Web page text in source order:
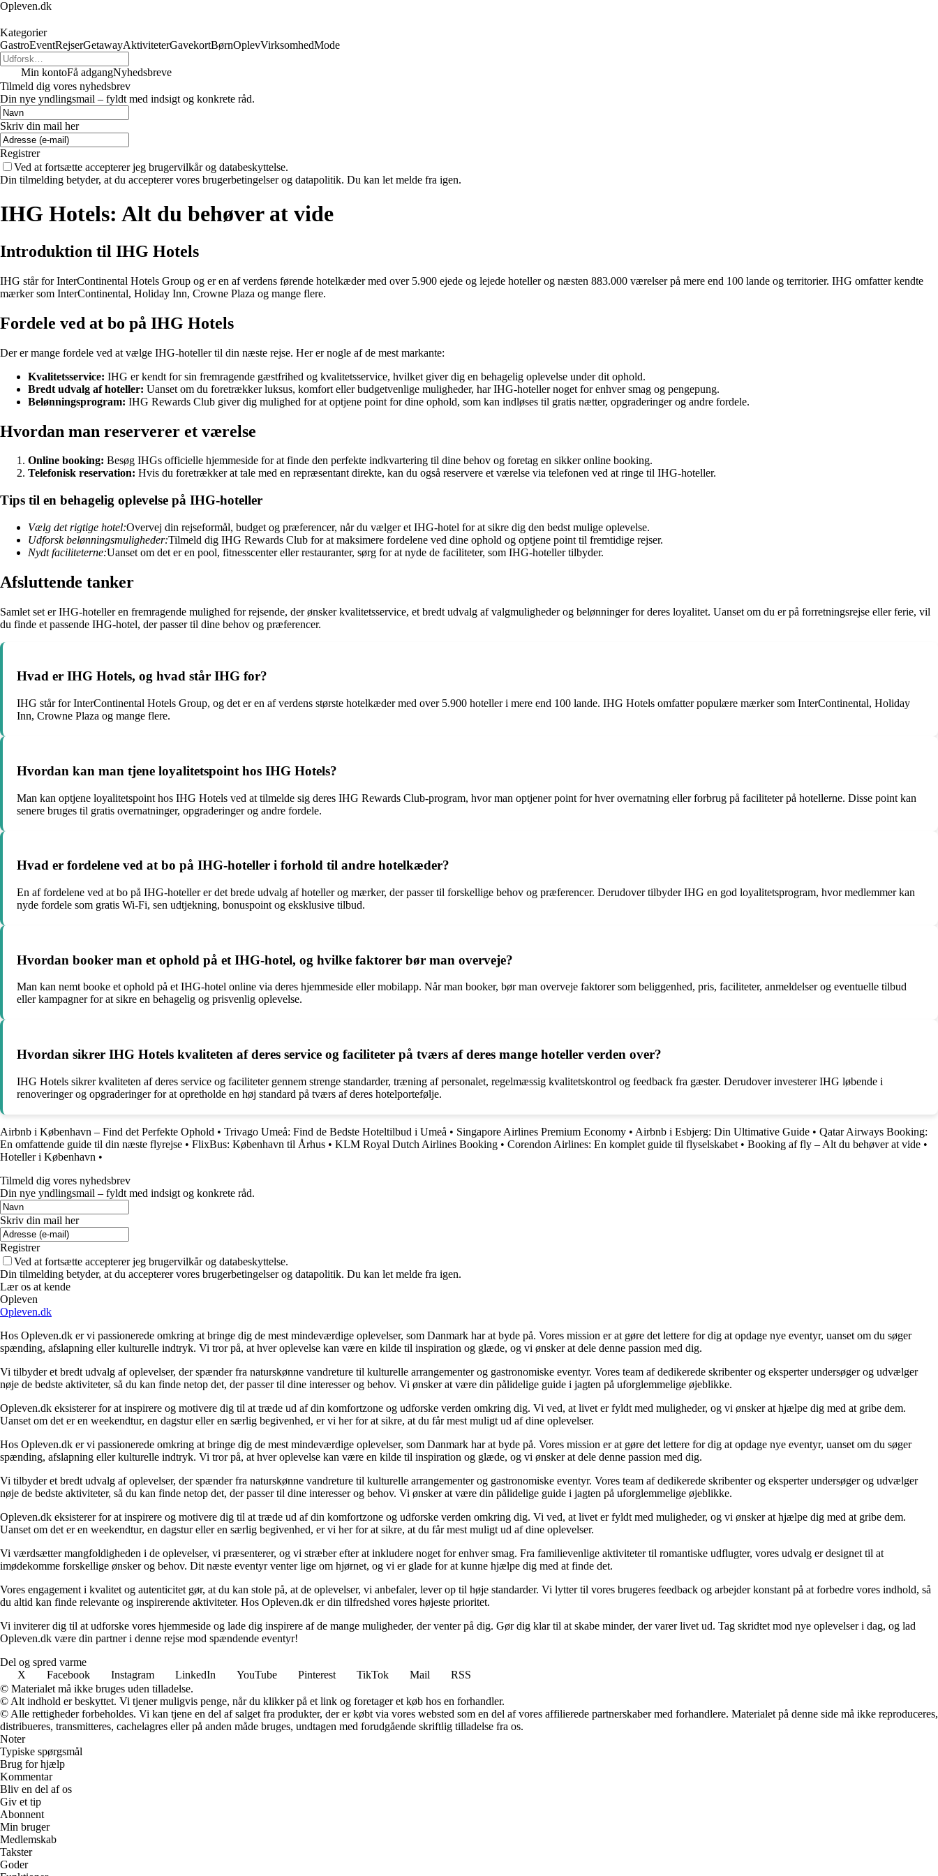
Opleven.dk
Kategorier
GastroEventRejserGetawayAktiviteterGavekortBørnOplevVirksomhedMode
Min kontoFå adgangNyhedsbreve
Tilmeld dig vores nyhedsbrev
Din nye yndlingsmail – fyldt med indsigt og konkrete råd.
Skriv din mail her
Registrer
Ved at fortsætte accepterer jeg brugervilkår og databeskyttelse.
Din tilmelding betyder, at du accepterer vores brugerbetingelser og datapolitik. Du kan let melde fra igen.
IHG Hotels: Alt du behøver at vide
Introduktion til IHG Hotels
IHG står for InterContinental Hotels Group og er en af verdens førende hotelkæder med over 5.900 ejede og lejede hoteller og næsten 883.000 værelser på mere end 100 lande og territorier. IHG omfatter kendte
mærker som InterContinental, Holiday Inn, Crowne Plaza og mange flere.
Fordele ved at bo på IHG Hotels
Der er mange fordele ved at vælge IHG-hoteller til din næste rejse. Her er nogle af de mest markante:
Kvalitetsservice: IHG er kendt for sin fremragende gæstfrihed og kvalitetsservice, hvilket giver dig en behagelig oplevelse under dit ophold.
Bredt udvalg af hoteller: Uanset om du foretrækker luksus, komfort eller budgetvenlige muligheder, har IHG-hoteller noget for enhver smag og pengepung.
Belønningsprogram: IHG Rewards Club giver dig mulighed for at optjene point for dine ophold, som kan indløses til gratis nætter, opgraderinger og andre fordele.
Hvordan man reserverer et værelse
Online booking: Besøg IHGs officielle hjemmeside for at finde den perfekte indkvartering til dine behov og foretag en sikker online booking.
Telefonisk reservation: Hvis du foretrækker at tale med en repræsentant direkte, kan du også reservere et værelse via telefonen ved at ringe til IHG-hoteller.
Tips til en behagelig oplevelse på IHG-hoteller
Vælg det rigtige hotel:Overvej din rejseformål, budget og præferencer, når du vælger et IHG-hotel for at sikre dig den bedst mulige oplevelse.
Udforsk belønningsmuligheder:Tilmeld dig IHG Rewards Club for at maksimere fordelene ved dine ophold og optjene point til fremtidige rejser.
Nydt faciliteterne:Uanset om det er en pool, fitnesscenter eller restauranter, sørg for at nyde de faciliteter, som IHG-hoteller tilbyder.
Afsluttende tanker
Samlet set er IHG-hoteller en fremragende mulighed for rejsende, der ønsker kvalitetsservice, et bredt udvalg af valgmuligheder og belønninger for deres loyalitet. Uanset om du er på forretningsrejse eller ferie, vil
du finde et passende IHG-hotel, der passer til dine behov og præferencer.
Hvad er IHG Hotels, og hvad står IHG for?
IHG står for InterContinental Hotels Group, og det er en af verdens største hotelkæder med over 5.900 hoteller i mere end 100 lande. IHG Hotels omfatter populære mærker som InterContinental, Holiday
Inn, Crowne Plaza og mange flere.
Hvordan kan man tjene loyalitetspoint hos IHG Hotels?
Man kan optjene loyalitetspoint hos IHG Hotels ved at tilmelde sig deres IHG Rewards Club-program, hvor man optjener point for hver overnatning eller forbrug på faciliteter på hotellerne. Disse point kan
senere bruges til gratis overnatninger, opgraderinger og andre fordele.
Hvad er fordelene ved at bo på IHG-hoteller i forhold til andre hotelkæder?
En af fordelene ved at bo på IHG-hoteller er det brede udvalg af hoteller og mærker, der passer til forskellige behov og præferencer. Derudover tilbyder IHG en god loyalitetsprogram, hvor medlemmer kan
nyde fordele som gratis Wi-Fi, sen udtjekning, bonuspoint og eksklusive tilbud.
Hvordan booker man et ophold på et IHG-hotel, og hvilke faktorer bør man overveje?
Man kan nemt booke et ophold på et IHG-hotel online via deres hjemmeside eller mobilapp. Når man booker, bør man overveje faktorer som beliggenhed, pris, faciliteter, anmeldelser og eventuelle tilbud
eller kampagner for at sikre en behagelig og prisvenlig oplevelse.
Hvordan sikrer IHG Hotels kvaliteten af deres service og faciliteter på tværs af deres mange hoteller verden over?
IHG Hotels sikrer kvaliteten af deres service og faciliteter gennem strenge standarder, træning af personalet, regelmæssig kvalitetskontrol og feedback fra gæster. Derudover investerer IHG løbende i
renoveringer og opgraderinger for at opretholde en høj standard på tværs af deres hotelportefølje.
Airbnb i København – Find det Perfekte Ophold • Trivago Umeå: Find de Bedste Hoteltilbud i Umeå • Singapore Airlines Premium Economy • Airbnb i Esbjerg: Din Ultimative Guide • Qatar Airways Booking:
En omfattende guide til din næste flyrejse • FlixBus: København til Århus • KLM Royal Dutch Airlines Booking • Corendon Airlines: En komplet guide til flyselskabet • Booking af fly – Alt du behøver at vide •
Hoteller i København •
Tilmeld dig vores nyhedsbrev
Din nye yndlingsmail – fyldt med indsigt og konkrete råd.
Skriv din mail her
Registrer
Ved at fortsætte accepterer jeg brugervilkår og databeskyttelse.
Din tilmelding betyder, at du accepterer vores brugerbetingelser og datapolitik. Du kan let melde fra igen.
Lær os at kende
Opleven
Opleven.dk
Hos Opleven.dk er vi passionerede omkring at bringe dig de mest mindeværdige oplevelser, som Danmark har at byde på. Vores mission er at gøre det lettere for dig at opdage nye eventyr, uanset om du søger
spænding, afslapning eller kulturelle indtryk. Vi tror på, at hver oplevelse kan være en kilde til inspiration og glæde, og vi ønsker at dele denne passion med dig.
Vi tilbyder et bredt udvalg af oplevelser, der spænder fra naturskønne vandreture til kulturelle arrangementer og gastronomiske eventyr. Vores team af dedikerede skribenter og eksperter undersøger og udvælger
nøje de bedste aktiviteter, så du kan finde netop det, der passer til dine interesser og behov. Vi ønsker at være din pålidelige guide i jagten på uforglemmelige øjeblikke.
Opleven.dk eksisterer for at inspirere og motivere dig til at træde ud af din komfortzone og udforske verden omkring dig. Vi ved, at livet er fyldt med muligheder, og vi ønsker at hjælpe dig med at gribe dem.
Uanset om det er en weekendtur, en dagstur eller en særlig begivenhed, er vi her for at sikre, at du får mest muligt ud af dine oplevelser.
Hos Opleven.dk er vi passionerede omkring at bringe dig de mest mindeværdige oplevelser, som Danmark har at byde på. Vores mission er at gøre det lettere for dig at opdage nye eventyr, uanset om du søger
spænding, afslapning eller kulturelle indtryk. Vi tror på, at hver oplevelse kan være en kilde til inspiration og glæde, og vi ønsker at dele denne passion med dig.
Vi tilbyder et bredt udvalg af oplevelser, der spænder fra naturskønne vandreture til kulturelle arrangementer og gastronomiske eventyr. Vores team af dedikerede skribenter og eksperter undersøger og udvælger
nøje de bedste aktiviteter, så du kan finde netop det, der passer til dine interesser og behov. Vi ønsker at være din pålidelige guide i jagten på uforglemmelige øjeblikke.
Opleven.dk eksisterer for at inspirere og motivere dig til at træde ud af din komfortzone og udforske verden omkring dig. Vi ved, at livet er fyldt med muligheder, og vi ønsker at hjælpe dig med at gribe dem.
Uanset om det er en weekendtur, en dagstur eller en særlig begivenhed, er vi her for at sikre, at du får mest muligt ud af dine oplevelser.
Vi værdsætter mangfoldigheden i de oplevelser, vi præsenterer, og vi stræber efter at inkludere noget for enhver smag. Fra familievenlige aktiviteter til romantiske udflugter, vores udvalg er designet til at
imødekomme forskellige ønsker og behov. Dit næste eventyr venter lige om hjørnet, og vi er glade for at kunne hjælpe dig med at finde det.
Vores engagement i kvalitet og autenticitet gør, at du kan stole på, at de oplevelser, vi anbefaler, lever op til høje standarder. Vi lytter til vores brugeres feedback og arbejder konstant på at forbedre vores indhold, så
du altid kan finde relevante og inspirerende aktiviteter. Hos Opleven.dk er din tilfredshed vores højeste prioritet.
Vi inviterer dig til at udforske vores hjemmeside og lade dig inspirere af de mange muligheder, der venter på dig. Gør dig klar til at skabe minder, der varer livet ud. Tag skridtet mod nye oplevelser i dag, og lad
Opleven.dk være din partner i denne rejse mod spændende eventyr!
Del og spred varme
X
Facebook Instagram LinkedIn YouTube Pinterest TikTok Mail
RSS
© Materialet må ikke bruges uden tilladelse.
© Alt indhold er beskyttet. Vi tjener muligvis penge, når du klikker på et link og foretager et køb hos en forhandler.
© Alle rettigheder forbeholdes. Vi kan tjene en del af salget fra produkter, der er købt via vores websted som en del af vores affilierede partnerskaber med forhandlere. Materialet på denne side må ikke reproduceres,
distribueres, transmitteres, cachelagres eller på anden måde bruges, undtagen med forudgående skriftlig tilladelse fra os.
Noter
Typiske spørgsmål
Brug for hjælp
Kommentar
Bliv en del af os
Giv et tip
Abonnent
Min bruger
Medlemskab
Takster
Goder